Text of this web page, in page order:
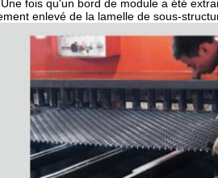
fois qu'un bord de module a été
enlevé de la lamelle de sous-